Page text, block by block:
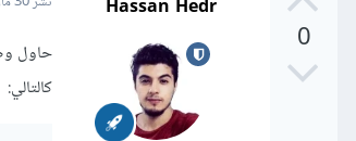
0
كالتالي: